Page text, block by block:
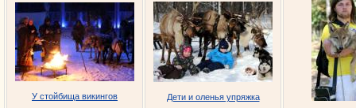
У стойбища викингов
Дети и оленья упряжка